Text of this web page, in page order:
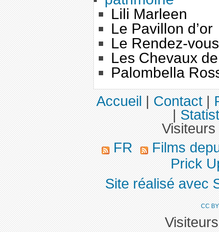
Lili Marleen
Le Pavillon d’or
Le Rendez-
Les Chevaux
Palombella
Accueil|Contact|
|
FR
Films
Prick
Site réalisé avec
CC